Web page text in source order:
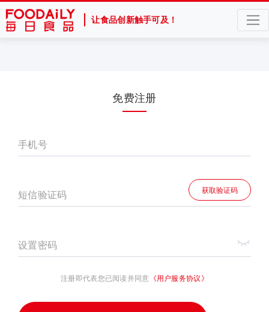
让食品创新触手可及！
免费注册
手机号
短信验证码 获取验证码
设置密码
注册即代表您已阅读并同意 《用户服务协议》